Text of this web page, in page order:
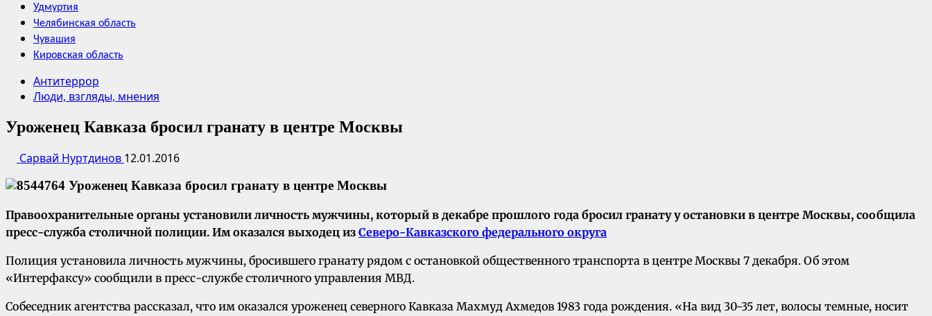
Удмуртия
Челябинская область
Чувашия
Кировская область
Антитеррор
Люди, взгляды, мнения
Уроженец Кавказа бросил гранату в центре Москвы
Сарвай Нуртдинов 12.01.2016
Правоохранительные органы установили личность мужчины, который в декабре прошлого года бросил гранату у остановки в центре Москвы, сообщила
пресс-служба столичной полиции. Им оказался выходец из Северо-Кавказского федерального округа
Полиция установила личность мужчины, бросившего гранату рядом с остановкой общественного транспорта в центре Москвы 7 декабря. Об этом
«Интерфаксу» сообщили в пресс-службе столичного управления МВД.
Собеседник агентства рассказал, что им оказался уроженец северного Кавказа Махмуд Ахмедов 1983 года рождения. «На вид 30-35 лет, волосы темные, носит